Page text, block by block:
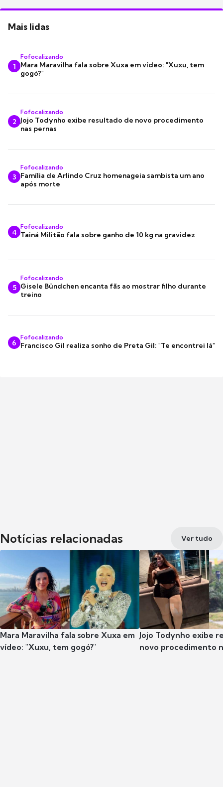
Mais lidas
1
Fofocalizando
Mara Maravilha fala sobre Xuxa em vídeo: "Xuxu, tem
gogó?"
2
Fofocalizando
Jojo Todynho exibe resultado de novo procedimento
nas pernas
3
Fofocalizando
Família de Arlindo Cruz homenageia sambista um ano
após morte
4
Fofocalizando
Tainá Militão fala sobre ganho de 10 kg na gravidez
5
Fofocalizando
Gisele Bündchen encanta fãs ao mostrar filho durante
treino
6
Fofocalizando
Francisco Gil realiza sonho de Preta Gil: "Te encontrei lá"
Notícias relacionadas Ver tudo
Mara Maravilha fala sobre Xuxa em
vídeo: "Xuxu, tem gogó?"
Jojo Todynho exibe
novo procedimento